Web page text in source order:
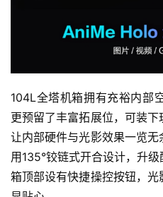
104L全塔机箱拥有充裕内部
更预留了丰富拓展位，可装
让内部硬件与光影效果一览
用135°铰链式开合设计，升
箱顶部设有快捷操控按钮，